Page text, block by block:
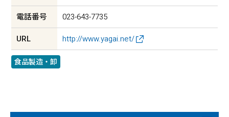
電話番号 023-643-7735
URL http://www.yagai.net/
食品製造・卸